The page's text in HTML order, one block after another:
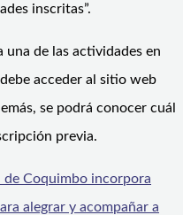
inscritas”.
una de las actividades en
acceder al sitio web
se podrá conocer cuál
previa.
de Coquimbo incorpora
alegrar y acompañar a